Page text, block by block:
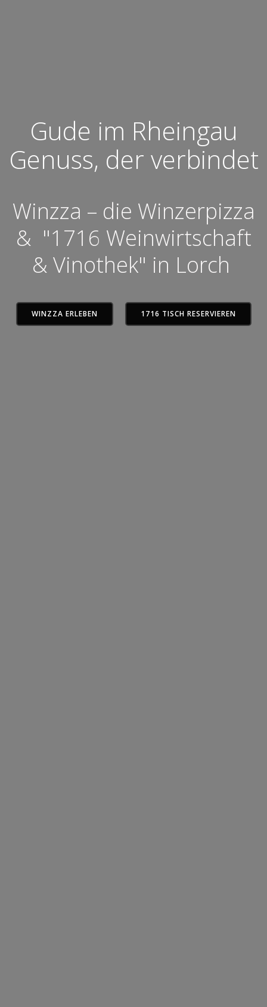
Gude im Rheingau
Genuss, der verbindet
Winzza – die Winzerpizza
& "1716 Weinwirtschaft
& Vinothek" in Lorch
WINZZA ERLEBEN 1716 TISCH RESERVIEREN